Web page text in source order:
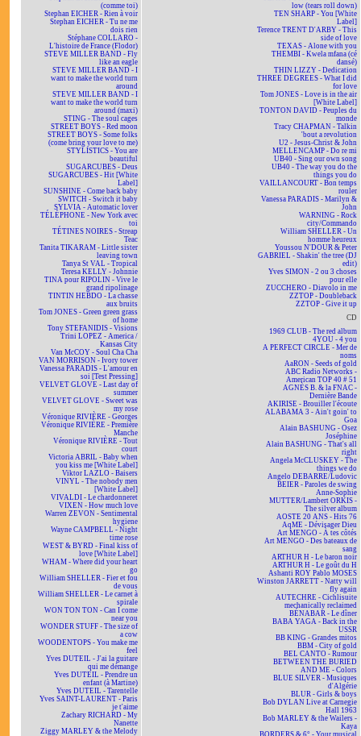
(comme toi)
Stephan EICHER - Rien à voir
Stephan EICHER - Tu ne me
dois rien
Stéphane COLLARO -
L'histoire de France (Flodor)
STEVE MILLER BAND - Fly
like an eagle
STEVE MILLER BAND - I
want to make the world turn
around
STEVE MILLER BAND - I
want to make the world turn
around (maxi)
STING - The soul cages
STREET BOYS - Red moon
STREET BOYS - Some folks
(come bring your love to me)
STYLISTICS - You are
beautiful
SUGARCUBES - Deus
SUGARCUBES - Hit [White
Label]
SUNSHINE - Come back baby
SWITCH - Switch it baby
SYLVIA - Automatic lover
TÉLÉPHONE - New York avec
toi
TÉTINES NOIRES - Streap
Teac
Tanita TIKARAM - Little sister
leaving town
Tanya St VAL - Tropical
Teresa KELLY - Johnnie
TINA pour RIPOLIN - Vive le
grand ripolinage
TINTIN HEBDO - La chasse
aux bruits
Tom JONES - Green green grass
of home
Tony STEFANIDIS - Visions
Trini LOPEZ - America /
Kansas City
Van McCOY - Soul Cha Cha
VAN MORRISON - Ivory tower
Vanessa PARADIS - L'amour en
soi [Test Pressing]
VELVET GLOVE - Last day of
summer
VELVET GLOVE - Sweet was
my rose
Véronique RIVIÈRE - Georges
Véronique RIVIÈRE - Première
Manche
Véronique RIVIÈRE - Tout
court
Victoria ABRIL - Baby when
you kiss me [White Label]
Viktor LAZLO - Baisers
VINYL - The nobody men
[White Label]
VIVALDI - Le chardonneret
VIXEN - How much love
Warren ZEVON - Sentimental
hygiene
Wayne CAMPBELL - Night
time rose
WEST & BYRD - Final kiss of
love [White Label]
WHAM - Where did your heart
go
William SHELLER - Fier et fou
de vous
William SHELLER - Le carnet à
spirale
WON TON TON - Can I come
near you
WONDER STUFF - The size of
a cow
WOODENTOPS - You make me
feel
Yves DUTEIL - J'ai la guitare
qui me démange
Yves DUTEIL - Prendre un
enfant (à Martine)
Yves DUTEIL - Tarentelle
Yves SAINT-LAURENT - Paris
je t'aime
Zachary RICHARD - My
Nanette
Ziggy MARLEY & the Melody
low (tears roll down)
TEN SHARP - You [White
Label]
Terence TRENT D'ARBY - This
side of love
TEXAS - Alone with you
THEMBI - Kwela mfana (cé
dansé)
THIN LIZZY - Dedication
THREE DEGREES - What I did
for love
Tom JONES - Love is in the air
[White Label]
TONTON DAVID - Peuples du
monde
Tracy CHAPMAN - Talkin
'bout a revolution
U2 - Jesus-Christ & John
MELLENCAMP - Do re mi
UB40 - Sing our own song
UB40 - The way you do the
things you do
VAILLANCOURT - Bon temps
rouler
Vanessa PARADIS - Marilyn &
John
WARNING - Rock
city/Commando
William SHELLER - Un
homme heureux
Youssou N'DOUR & Peter
GABRIEL - Shakin' the tree (DJ
edit)
Yves SIMON - 2 ou 3 choses
pour elle
ZUCCHERO - Diavolo in me
ZZTOP - Doubleback
ZZTOP - Give it up
CD
1969 CLUB - The red album
4YOU - 4 you
A PERFECT CIRCLE - Mer de
noms
AaRON - Seeds of gold
ABC Radio Networks -
American TOP 40 # 51
AGNÈS B. & la FNAC -
Dernière Bande
AKIRISE - Brouiller l'écoute
ALABAMA 3 - Ain't goin' to
Goa
Alain BASHUNG - Osez
Joséphine
Alain BASHUNG - That's all
right
Angela McCLUSKEY - The
things we do
Angelo DEBARRE/Ludovic
BEIER - Paroles de swing
Anne-Sophie
MUTTER/Lambert ORKIS -
The silver album
AOSTE 20 ANS - Hits 76
AqME - Dévisager Dieu
Art MENGO - À tes côtés
Art MENGO - Des bateaux de
sang
ARTHUR H - Le baron noir
ARTHUR H - Le goût du H
Ashanti ROY Pablo MOSES
Winston JARRETT - Natty will
fly again
AUTECHRE - Cichlisuite
mechanically reclaimed
BÉNABAR - Le dîner
BABA YAGA - Back in the
USSR
BB KING - Grandes mitos
BBM - City of gold
BEL CANTO - Rumour
BETWEEN THE BURIED
AND ME - Colors
BLUE SILVER - Musiques
d'Algérie
BLUR - Girls & boys
Bob DYLAN Live at Carnegie
Hall 1963
Bob MARLEY & the Wailers -
Kaya
BORDERS & 6° - Your musical